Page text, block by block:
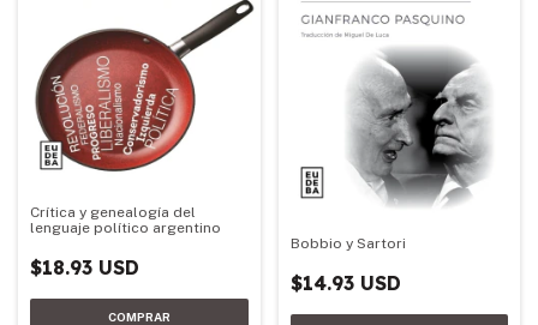
Crítica y genealogía del
lenguaje político argentino
$18.93 USD
Bobbio y Sartori
$14.93 USD